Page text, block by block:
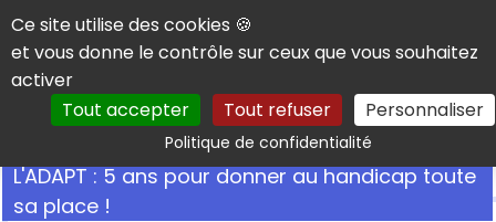
Panneau de gestion des cookies
Ce site utilise des cookies 🍪
et vous donne le contrôle sur ceux que vous souhaitez
activer
Tout accepter
Tout refuser Personnaliser
Politique de confidentialitéRechercher
L'ADAPT : 5 ans pour donner au handicap toute
sa place !